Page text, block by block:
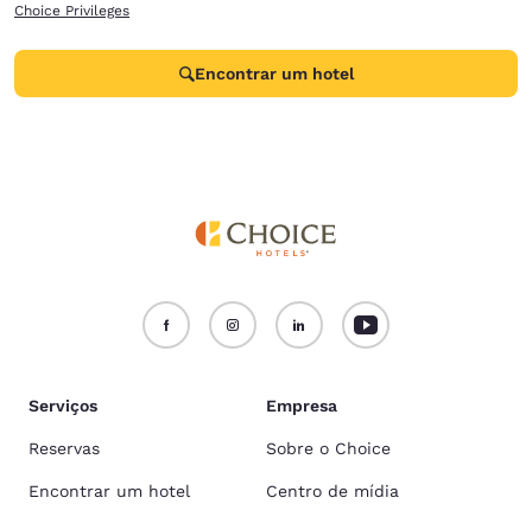
Choice Privileges
Encontrar um hotel
Serviços
Reservas
Encontrar um hotel
Empresa
Sobre o Choice
Centro de mídia